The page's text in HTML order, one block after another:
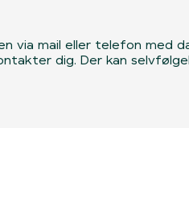
via mail eller telefon med
dig. Der kan